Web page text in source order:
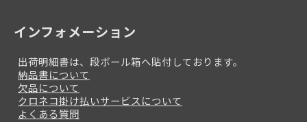
インフォメーション
出荷明細書は、段ボール箱へ貼付しております。
納品書について
欠品について
クロネコ掛け払いサービスについて
よくある質問